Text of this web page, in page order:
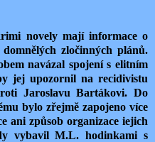
novely mají informace o
zločinných plánů.
navázal spojení s elitním
jej upozornil na recidivistu
Jaroslavu Bartákovi. Do
bylo zřejmě zapojeno více
ani způsob organizace iejich
vybavil M.L. hodinkami s